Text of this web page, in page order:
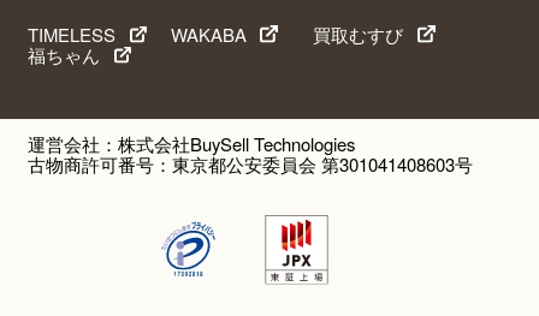
TIMELESS WAKABA
買取むすび
福ちゃん
運営会社：株式会社BuySell Technologies
古物商許可番号：東京都公安委員会 第301041408603号